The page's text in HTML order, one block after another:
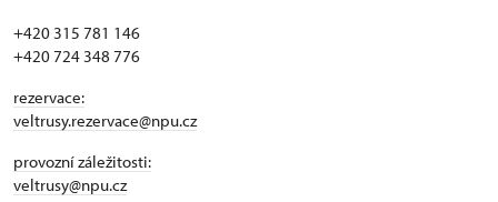
+420 315 781 146
+420 724 348 776
rezervace:
veltrusy.rezervace@npu.cz
provozní záležitosti:
veltrusy@npu.cz